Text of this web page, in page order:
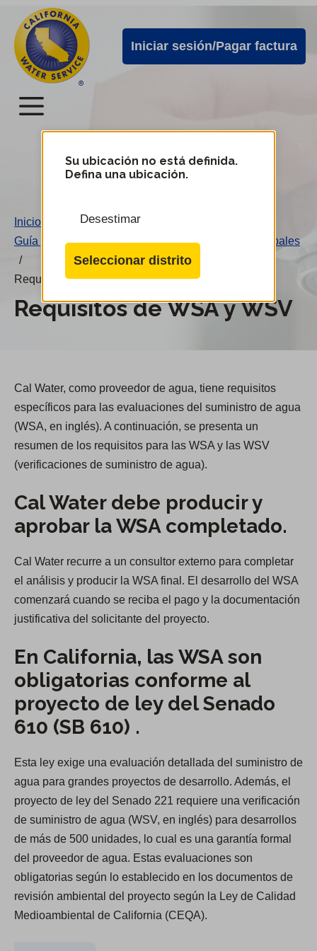
directamente
contenido
principal
Alertas
de
Cal
Water
Iniciar sesión/Pagar factura
Menú
Menú
servicio
de
Cal
Water
Su ubicación no está definida.
Defina una ubicación.
Desestimar
Seleccionar distrito
Inicio
Guía para desarrolladores de las extensiones principales
/
Requisitos de WSA y WSV
Requisitos de WSA y WSV
Cal Water, como proveedor de agua, tiene requisitos
específicos para las evaluaciones del suministro de agua
(WSA, en inglés). A continuación, se presenta un
resumen de los requisitos para las WSA y las WSV
(verificaciones de suministro de agua).
Cal Water debe producir y
aprobar la WSA completado.
Cal Water recurre a un consultor externo para completar
el análisis y producir la WSA final. El desarrollo del WSA
comenzará cuando se reciba el pago y la documentación
justificativa del solicitante del proyecto.
En California, las WSA son
obligatorias conforme al
proyecto de ley del Senado
610 (SB 610) .
Esta ley exige una evaluación detallada del suministro de
agua para grandes proyectos de desarrollo. Además, el
proyecto de ley del Senado 221 requiere una verificación
de suministro de agua (WSV, en inglés) para desarrollos
de más de 500 unidades, lo cual es una garantía formal
del proveedor de agua. Estas evaluaciones son
obligatorias según lo establecido en los documentos de
revisión ambiental del proyecto según la Ley de Calidad
Medioambiental de California (CEQA).